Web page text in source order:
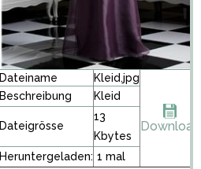
Dateiname Kleid.jpg
Download
Beschreibung Kleid
Dateigrösse
13
Kbytes
Heruntergeladen: 1 mal